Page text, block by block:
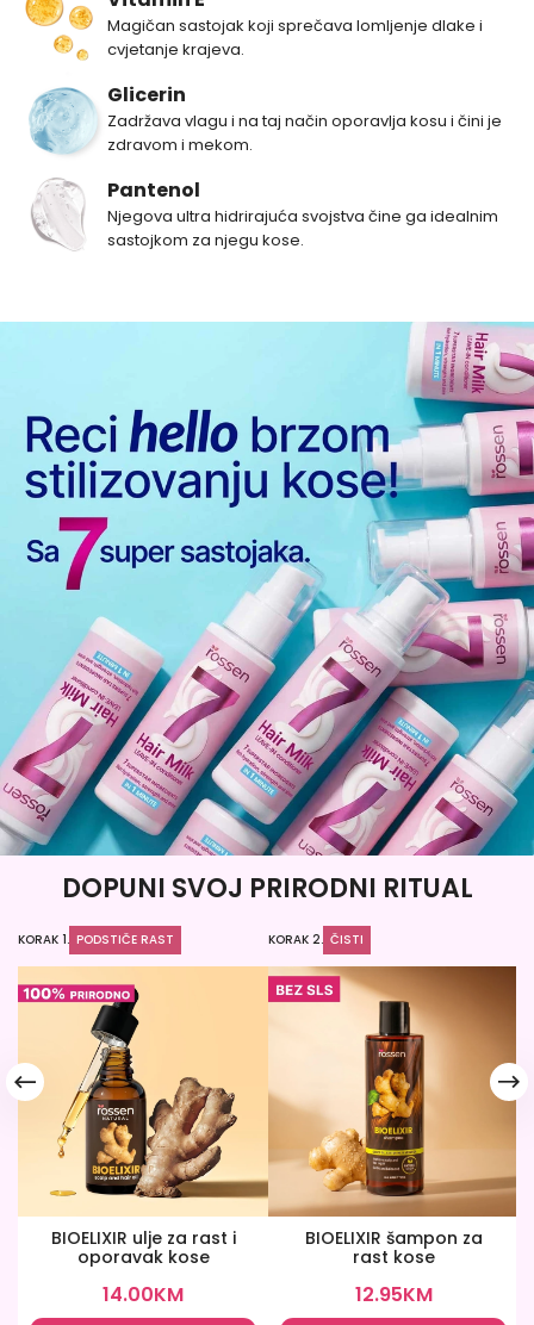
Magičan sastojak koji sprečava lomljenje dlake i
cvjetanje krajeva.
Glicerin
Zadržava vlagu i na taj način oporavlja kosu i čini je
zdravom i mekom.
Pantenol
Njegova ultra hidrirajuća svojstva čine ga idealnim
sastojkom za njegu kose.
DOPUNI SVOJ PRIRODNI RITUAL
KORAK 1. PODSTIČE RAST
BIOELIXIR ulje za rast i
oporavak kose
14.00KM
KORAK 2. ČISTI
BIOELIXIR šampon za
rast kose
12.95KM